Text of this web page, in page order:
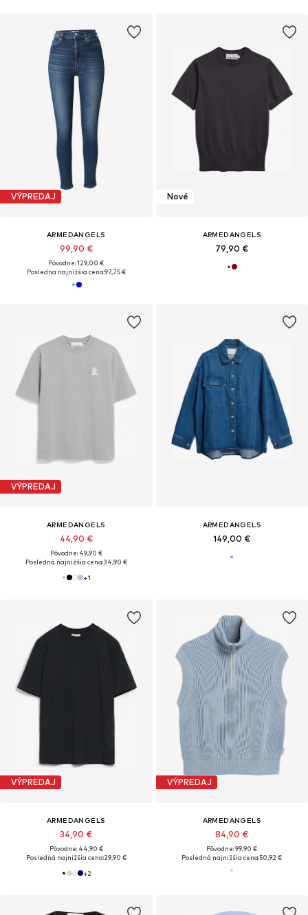
VÝPREDAJ
ARMEDANGELS
99,90 €
Pôvodne: 129,00 €
Posledná najnižšia cena:97,75 €
Nové
ARMEDANGELS
79,90 €
VÝPREDAJ
ARMEDANGELS
44,90 €
Pôvodne: 49,90 €
Posledná najnižšia cena:34,90 €
+1
ARMEDANGELS
149,00 €
VÝPREDAJ
ARMEDANGELS
34,90 €
Pôvodne: 44,90 €
Posledná najnižšia cena:29,90 €
+2
VÝPREDAJ
ARMEDANGELS
84,90 €
Pôvodne: 99,90 €
Posledná najnižšia cena:50,92 €